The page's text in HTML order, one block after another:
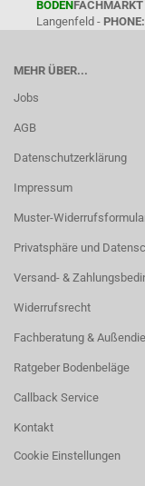
BODENFACHMARKT
Langenfeld -
MEHR ÜBER...
Jobs
AGB
Datenschutzerklärung
Impressum
Muster-
Privatsphäre und
Versand- &
Widerrufsrecht
Fachberatung &
Ratgeber Bodenbeläge
Callback Service
Kontakt
Cookie Einstellungen